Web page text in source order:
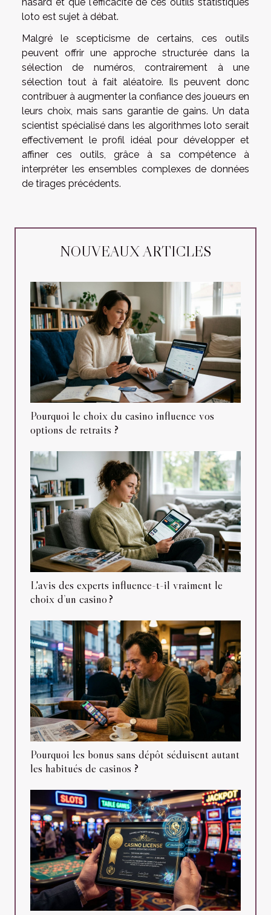
loto est sujet à débat.
Malgré le scepticisme de certains, ces outils
peuvent offrir une approche structurée dans la
sélection de numéros, contrairement à une
sélection tout à fait aléatoire. Ils peuvent donc
contribuer à augmenter la confiance des joueurs en
leurs choix, mais sans garantie de gains. Un data
scientist spécialisé dans les algorithmes loto serait
effectivement le profil idéal pour développer et
affiner ces outils, grâce à sa compétence à
interpréter les ensembles complexes de données
de tirages précédents.
NOUVEAUX ARTICLES
Pourquoi le choix du casino influence vos
options de retraits ?
L'avis des experts influence-t-il vraiment le
choix d’un casino ?
Pourquoi les bonus sans dépôt séduisent autant
les habitués de casinos ?